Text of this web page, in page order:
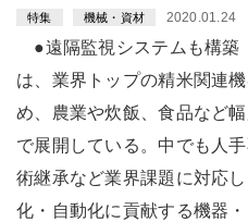
特集 機械・資材 2020.01.24
●遠隔監視システムも構
は、業界トップの精米関連
め、農業や炊飯、食品など
で展開している。中でも人
術継承など業界課題に対応
化・自動化に貢献する機器